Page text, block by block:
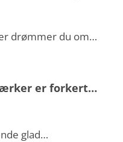
drømmer du om…
er forkert…
glad…